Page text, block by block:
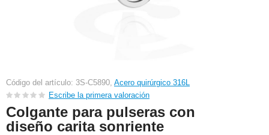
Código del artículo: 3S-C5890, Acero quirúrgico 316L
Escribe la primera valoración
Colgante para pulseras con
diseño carita sonriente